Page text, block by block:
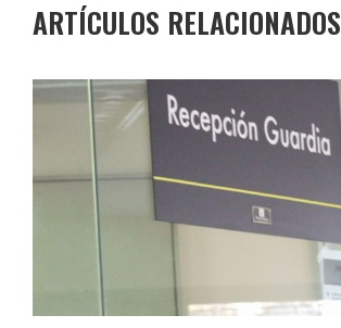
ARTÍCULOS RELACIONADOS